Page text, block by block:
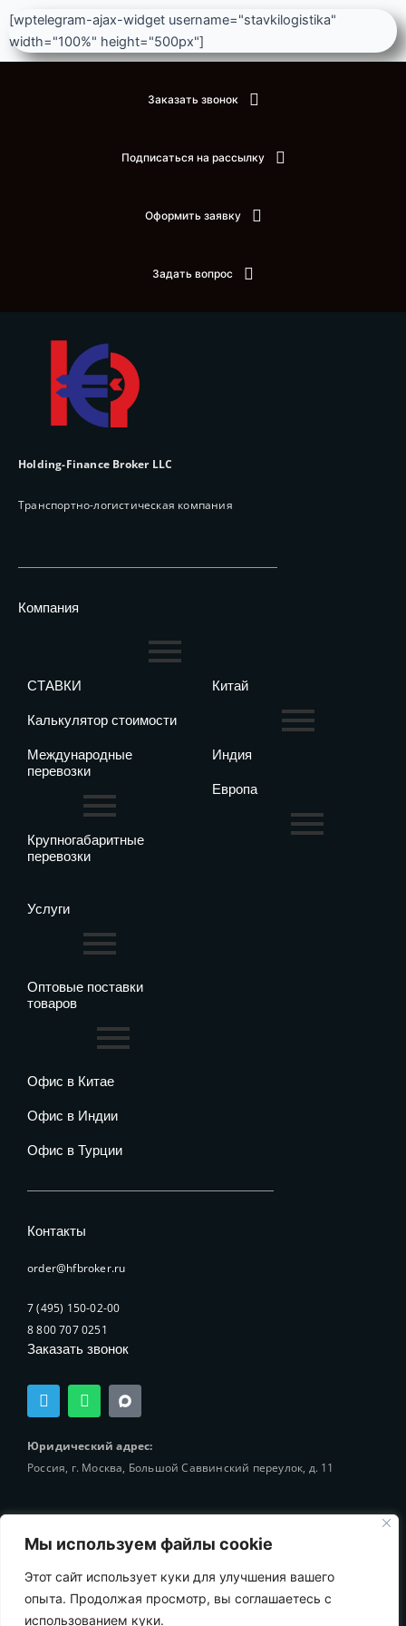
Мы используем файлы cookie
Этот сайт использует куки для улучшения вашего
опыта. Продолжая просмотр, вы соглашаетесь с
использованием куки.
[wptelegram-ajax-widget username="stavkilogistika"
width="100%" height="500px"]
Заказать звонок
Подписаться на рассылку
Оформить заявку
Задать вопрос
Holding-Finance Broker LLC
Транспортно-логистическая компания
Компания
СТАВКИ
Калькулятор стоимости
Международные
перевозки
Крупногабаритные
перевозки
Китай
Индия
Европа
Услуги
Оптовые поставки
товаров
Офис в Китае
Офис в Индии
Офис в Турции
Контакты
order@hfbroker.ru
7 (495) 150-02-00
8 800 707 0251
Заказать звонок
T
e
e
r
W
h
t
a
Юридический адрес:
Россия, г. Москва, Большой Саввинский переулок, д. 11
© 2002-2025 Holding-Finance Broker